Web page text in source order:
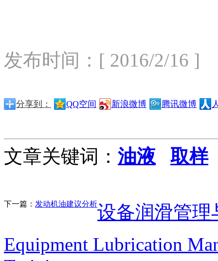
发布时间：[ 2016/2/16
分享到： QQ空间 新浪微博 腾讯微博
文章关键词： 油液 取样
下一篇： 发动机油建议分析设备润滑管理
Equipment Lubrication